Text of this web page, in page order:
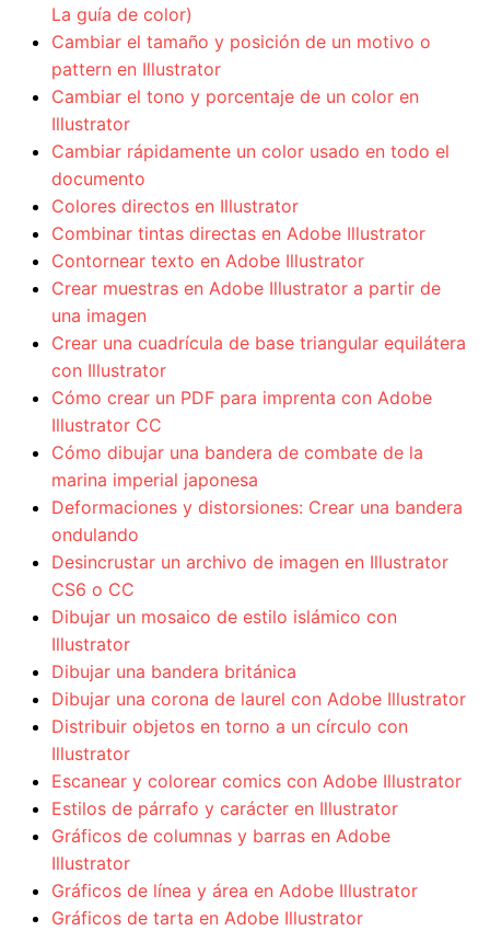
La guía de color)
Cambiar el tamaño y posición de un motivo o
pattern en Illustrator
Cambiar el tono y porcentaje de un color en
Illustrator
Cambiar rápidamente un color usado en todo el
documento
Colores directos en Illustrator
Combinar tintas directas en Adobe Illustrator
Contornear texto en Adobe Illustrator
Crear muestras en Adobe Illustrator a partir de
una imagen
Crear una cuadrícula de base triangular equilátera
con Illustrator
Cómo crear un PDF para imprenta con Adobe
Illustrator CC
Cómo dibujar una bandera de combate de la
marina imperial japonesa
Deformaciones y distorsiones: Crear una bandera
ondulando
Desincrustar un archivo de imagen en Illustrator
CS6 o CC
Dibujar un mosaico de estilo islámico con
Illustrator
Dibujar una bandera británica
Dibujar una corona de laurel con Adobe Illustrator
Distribuir objetos en torno a un círculo con
Illustrator
Escanear y colorear comics con Adobe Illustrator
Estilos de párrafo y carácter en Illustrator
Gráficos de columnas y barras en Adobe
Illustrator
Gráficos de línea y área en Adobe Illustrator
Gráficos de tarta en Adobe Illustrator